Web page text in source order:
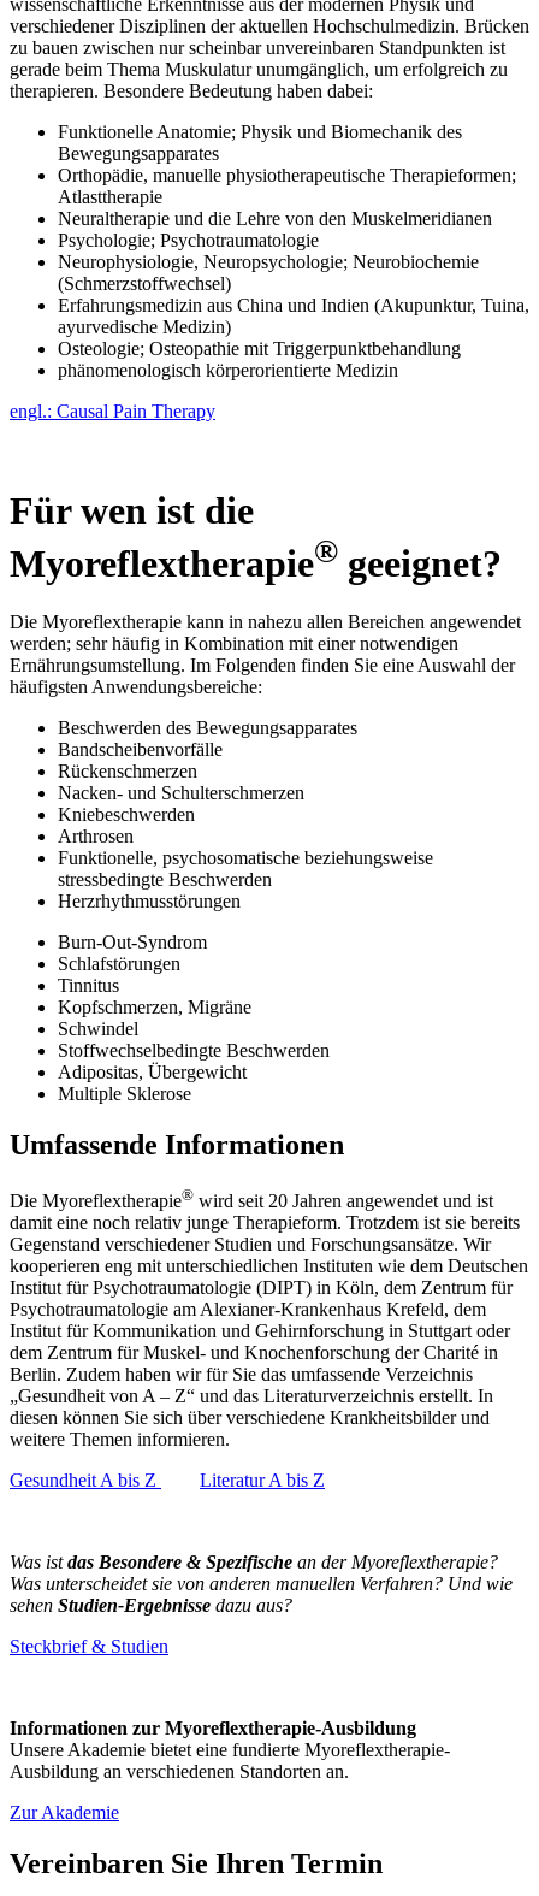
verschiedener Disziplinen der aktuellen Hoch­schul­medizin. Brücken
zu bauen zwischen nur scheinbar unvereinbaren Stand­punkten ist
gerade beim Thema Muskulatur unumgänglich, um erfolgreich zu
therapieren. Besondere Bedeutung haben dabei:
Funktionelle Anatomie; Physik und Biomechanik des
Bewegungs­apparates
Orthopädie, manuelle physiotherapeutische Therapieformen;
Atlast­therapie
Neuraltherapie und die Lehre von den Muskelmeridianen
Psychologie; Psychotraumatologie
Neuro­physiologie, Neuro­psychologie; Neurobiochemie
(Schmerzstoffwechsel)
Erfahrungsmedizin aus China und Indien (Akupunktur, Tuina,
ayurvedische Medizin)
Osteologie; Osteopathie mit Trigger­punkt­behandlung
phänomenologisch körperorientierte Medizin
engl.: Causal Pain Therapy
Für wen ist die
Myoreflextherapie® geeignet?
Die Myoreflextherapie kann in nahezu allen Bereichen angewendet
werden; sehr häufig in Kombination mit einer notwendigen
Ernährungs­umstellung. Im Folgenden finden Sie eine Auswahl der
häufigsten Anwendungs­bereiche:
Beschwerden des Bewegungs­apparates
Bandscheibenvorfälle
Rückenschmerzen
Nacken- und Schulterschmerzen
Kniebeschwerden
Arthrosen
Funktionelle, psychosomatische beziehungs­weise
stressbedingte Beschwerden
Herzrhythmusstörungen
Burn-Out-Syndrom
Schlafstörungen
Tinnitus
Kopfschmerzen, Migräne
Schwindel
Stoffwechselbedingte Beschwerden
Adipositas, Übergewicht
Multiple Sklerose
Umfassende Informationen
Die Myo­reflex­therapie® wird seit 20 Jahren angewendet und ist
damit eine noch relativ junge Therapie­form. Trotzdem ist sie bereits
Gegen­stand verschiedener Studien und Forschungs­ansätze. Wir
kooperieren eng mit unter­schiedlichen Instituten wie dem Deutschen
Institut für Psychotraumatologie (DIPT) in Köln, dem Zentrum für
Psychotraumatologie am Alexianer-Krankenhaus Krefeld, dem
Institut für Kommunikation und Gehirnforschung in Stuttgart oder
dem Zentrum für Muskel- und Knochenforschung der Charité in
Berlin. Zudem haben wir für Sie das umfassende Verzeichnis
„Gesundheit von A – Z“ und das Literaturverzeichnis erstellt. In
diesen können Sie sich über verschiedene Krankheitsbilder und
weitere Themen informieren.
Gesundheit A bis Z
Literatur A bis Z
Was istdas Besondere & Spezifische an der Myoreflextherapie?
Was unterscheidet sie von anderen manuellen Verfahren? Und wie
sehen Studien-Ergebnisse dazu aus?
Steckbrief & Studien
Informationen zur Myoreflextherapie-Ausbildung
Unsere Akademie bietet eine fundierte Myoreflextherapie-
Ausbildung an verschiedenen Standorten an.
Zur Akademie
Vereinbaren Sie Ihren Termin